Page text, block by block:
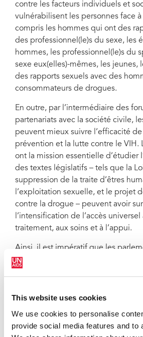
This website uses cookies
We use cookies to personalise
provide social media features and to
contre les facteurs individuels et
vulnérabilisent les personnes face à
compris les hommes qui ont des
des professionnel(le)s du sexe, les
hommes, les professionnel(le)s du
sexe eux(elles)-mêmes, les jeunes,
des rapports sexuels avec des
consommateurs de drogues.
En outre, par l’intermédiaire des
partenariats avec la société civile,
peuvent mieux suivre l’efficacité de
prévention et la lutte contre le VIH.
ont la mission essentielle d’étudier
des textes législatifs – tels que la
suppression de la traite d’êtres
l’exploitation sexuelle, et le projet
contre la drogue – peuvent avoir
l’intensification de l’accès
traitement, aux soins et à l’appui.
Ainsi, il est impératif que les
activement la riposte au VIH. Cela
questions essentielles, telles que
garantie de l’accès à la santé et à
qualité, et l’intensification de la